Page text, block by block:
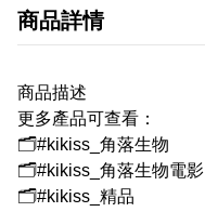
商品詳情
商品描述
更多產品可查看：
🗂#kikiss_角落生物
🗂#kikiss_角落生物電影
🗂#kikiss_精品